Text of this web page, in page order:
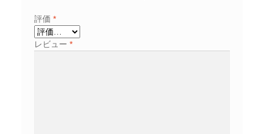
評価*
レビュー*